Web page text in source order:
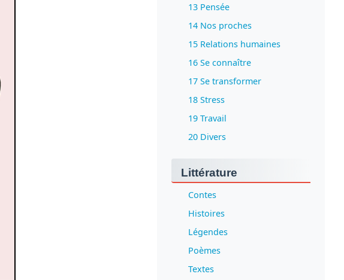
13 Pensée
14 Nos proches
15 Relations humaines
16 Se connaître
17 Se transformer
18 Stress
19 Travail
20 Divers
Littérature
Contes
Histoires
Légendes
Poèmes
Textes